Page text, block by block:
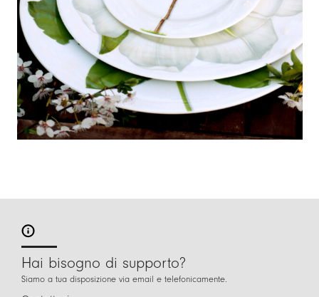
Hai bisogno di supporto?
Siamo a tua disposizione via email e telefonicamente.